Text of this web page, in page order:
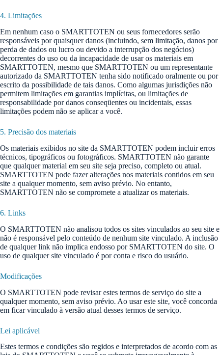
4. Limitações
Em nenhum caso o SMARTTOTEN ou seus fornecedores serão
responsáveis ​​por quaisquer danos (incluindo, sem limitação, danos por
perda de dados ou lucro ou devido a interrupção dos negócios)
decorrentes do uso ou da incapacidade de usar os materiais em
SMARTTOTEN, mesmo que SMARTTOTEN ou um representante
autorizado da SMARTTOTEN tenha sido notificado oralmente ou por
escrito da possibilidade de tais danos. Como algumas jurisdições não
permitem limitações em garantias implícitas, ou limitações de
responsabilidade por danos conseqüentes ou incidentais, essas
limitações podem não se aplicar a você.
5. Precisão dos materiais
Os materiais exibidos no site da SMARTTOTEN podem incluir erros
técnicos, tipográficos ou fotográficos. SMARTTOTEN não garante
que qualquer material em seu site seja preciso, completo ou atual.
SMARTTOTEN pode fazer alterações nos materiais contidos em seu
site a qualquer momento, sem aviso prévio. No entanto,
SMARTTOTEN não se compromete a atualizar os materiais.
6. Links
O SMARTTOTEN não analisou todos os sites vinculados ao seu site e
não é responsável pelo conteúdo de nenhum site vinculado. A inclusão
de qualquer link não implica endosso por SMARTTOTEN do site. O
uso de qualquer site vinculado é por conta e risco do usuário.
Modificações
O SMARTTOTEN pode revisar estes termos de serviço do site a
qualquer momento, sem aviso prévio. Ao usar este site, você concorda
em ficar vinculado à versão atual desses termos de serviço.
Lei aplicável
Estes termos e condições são regidos e interpretados de acordo com as